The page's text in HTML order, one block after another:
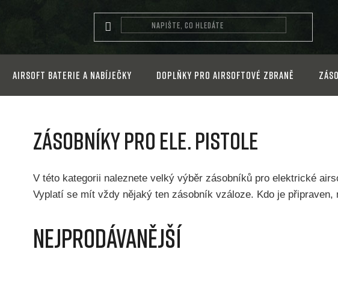
Airsoft baterie a nabíječky Doplňky pro airsoftové zbraně
Zásobníky pro ele. pistole
V této kategorii naleznete velký výběr zásobníků pro elektrické
Vyplatí se mít vždy nějaký ten zásobník vzáloze. Kdo je připraven,
Nejprodávanější